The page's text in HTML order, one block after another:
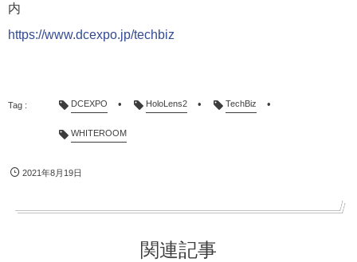
内
https://www.dcexpo.jp/techbiz
DCEXPO HoloLens2 TechBiz
WHITEROOM
2021年8月19日
関連記事